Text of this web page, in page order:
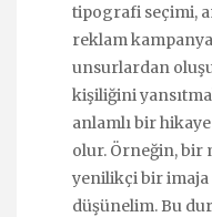
tipografi seçimi,
reklam
unsurlardan
kişiliğini
anlamlı bir
olur. Örneğin, bir
yenilikçi bir imaja
düşünelim. Bu